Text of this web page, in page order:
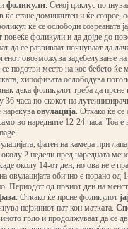
фоликули. Секој циклус
ќе стане доминантен и ќе созрее,
ќе се ослободи созреаната
повеќе фоликули и да дојде до
да се развиваат почнуваат да
овозможува задебелување
подотви место на кое бебето
хипофизата ослободува
дека фоликулот треба да прсне
36 часа по скокот на
нарекува овулација. Откако ќе се
во наредните 12-24 часа. Тоа е
фатен на камера при
2 недели пред наредната
околу 14-от ден, но ова не е
овулацијата обично е порано од
Периодот од првиот ден на
. Откако ќе прсне фоликулот
нејзиниот пат кон матката.
грло и продолжуваат да се